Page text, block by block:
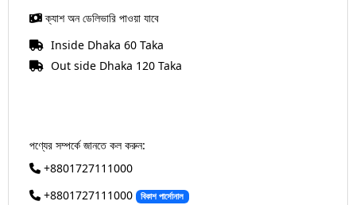
ক্যাশ অন ডেলিভারি পাওয়া যাবে
Inside Dhaka 60 Taka
Out side Dhaka 120 Taka
পণ্যের সম্পর্কে জানতে কল করুন:
+8801727111000
+8801727111000
বিকাশ পার্সোনাল